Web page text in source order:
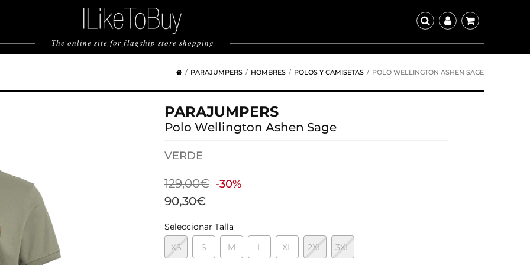
The online site for flagship store shopping
PARAJUMPERS HOMBRES POLOS Y CAMISETAS POLO WELLINGTON ASHEN SAGE
PARAJUMPERS
Polo Wellington Ashen Sage
VERDE
129,00€ -30%
90,30€
Seleccionar Talla
XS
S M L XL 2XL 3XL